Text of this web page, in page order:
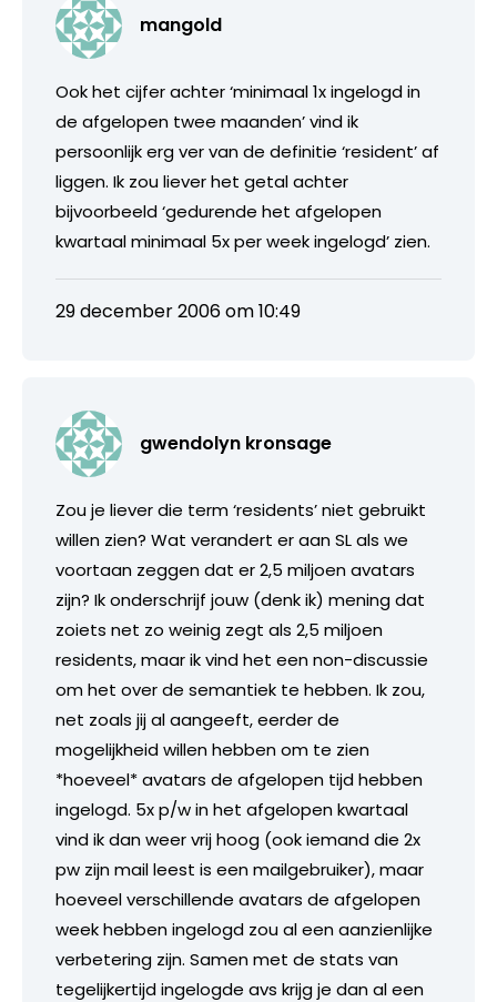
mangold
Ook het cijfer achter ‘minimaal 1x ingelogd in
de afgelopen twee maanden’ vind ik
persoonlijk erg ver van de definitie ‘resident’ af
liggen. Ik zou liever het getal achter
bijvoorbeeld ‘gedurende het afgelopen
kwartaal minimaal 5x per week ingelogd’ zien.
29 december 2006 om 10:49
gwendolyn kronsage
Zou je liever die term ‘residents’ niet gebruikt
willen zien? Wat verandert er aan SL als we
voortaan zeggen dat er 2,5 miljoen avatars
zijn? Ik onderschrijf jouw (denk ik) mening dat
zoiets net zo weinig zegt als 2,5 miljoen
residents, maar ik vind het een non-discussie
om het over de semantiek te hebben. Ik zou,
net zoals jij al aangeeft, eerder de
mogelijkheid willen hebben om te zien
*hoeveel* avatars de afgelopen tijd hebben
ingelogd. 5x p/w in het afgelopen kwartaal
vind ik dan weer vrij hoog (ook iemand die 2x
pw zijn mail leest is een mailgebruiker), maar
hoeveel verschillende avatars de afgelopen
week hebben ingelogd zou al een aanzienlijke
verbetering zijn. Samen met de stats van
tegelijkertijd ingelogde avs krijg je dan al een